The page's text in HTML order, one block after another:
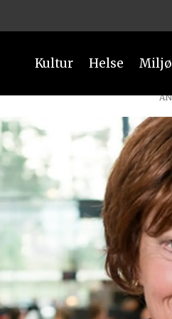
Kultur Helse Miljø